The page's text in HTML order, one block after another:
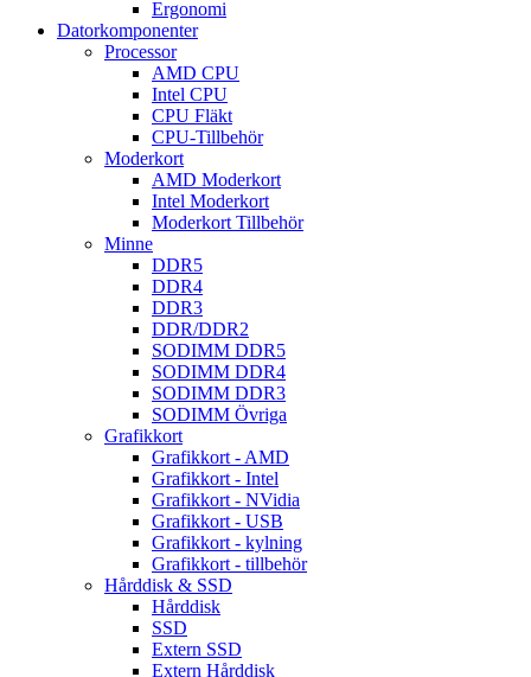
Ergonomi
Datorkomponenter
Processor
AMD CPU
Intel CPU
CPU Fläkt
CPU-Tillbehör
Moderkort
AMD Moderkort
Intel Moderkort
Moderkort Tillbehör
Minne
DDR5
DDR4
DDR3
DDR/DDR2
SODIMM DDR5
SODIMM DDR4
SODIMM DDR3
SODIMM Övriga
Grafikkort
Grafikkort - AMD
Grafikkort - Intel
Grafikkort - NVidia
Grafikkort - USB
Grafikkort - kylning
Grafikkort - tillbehör
Hårddisk & SSD
Hårddisk
SSD
Extern SSD
Extern Hårddisk